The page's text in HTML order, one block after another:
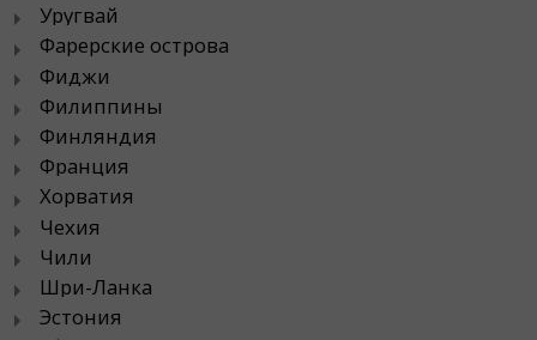
Уругвай
Фарерские острова
Фиджи
Филиппины
Финляндия
Франция
Хорватия
Чехия
Чили
Шри-Ланка
Эстония